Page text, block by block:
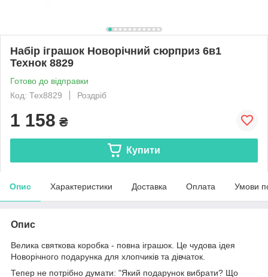
Набір іграшок Новорічний сюрприз 6в1
Технок 8829
Готово до відправки
Код: Тех8829
Роздріб
1 158 ₴
Купити
Опис Характеристики Доставка Оплата Умови
Опис
Велика святкова коробка - повна іграшок. Це чудова ідея
Новорічного подарунка для хлопчиків та дівчаток.
Тепер не потрібно думати: "Який подарунок вибрати? Що